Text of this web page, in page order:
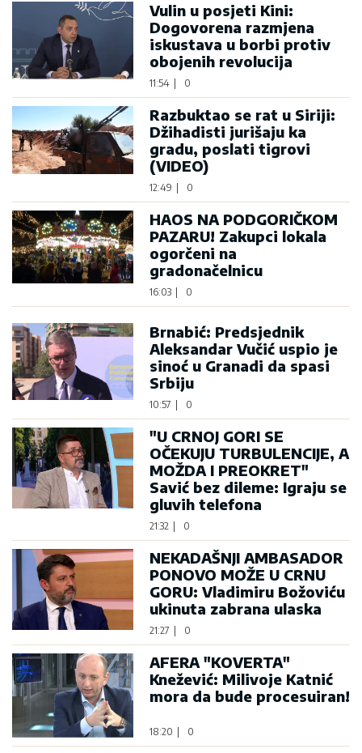
Vulin u posjeti Kini:
Dogovorena razmjena
iskustava u borbi protiv
obojenih revolucija
11:54 0
Razbuktao se rat u Siriji:
Džihadisti jurišaju ka
gradu, poslati tigrovi
(VIDEO)
12:49 0
HAOS NA PODGORIČKOM
PAZARU! Zakupci lokala
ogorčeni na
gradonačelnicu
16:03 0
Brnabić: Predsjednik
Aleksandar Vučić uspio je
sinoć u Granadi da spasi
Srbiju
10:57 0
"U CRNOJ GORI SE
OČEKUJU TURBULENCIJE, A
MOŽDA I PREOKRET"
Savić bez dileme: Igraju se
gluvih telefona
21:32 0
NEKADAŠNJI AMBASADOR
PONOVO MOŽE U CRNU
GORU: Vladimiru Božoviću
ukinuta zabrana ulaska
21:27 0
AFERA "KOVERTA"
Knežević: Milivoje Katnić
mora da bude procesuiran!
18:20 0